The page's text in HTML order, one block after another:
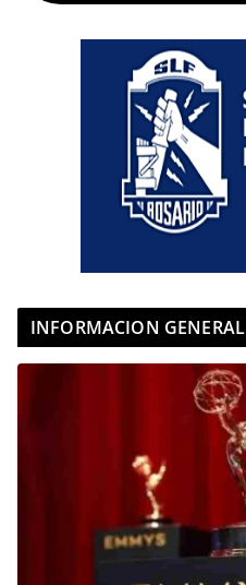
INFORMACION GENERAL